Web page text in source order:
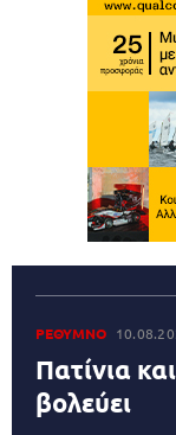
ΡΕΘΥΜΝΟ
Πατίνια
βολεύει